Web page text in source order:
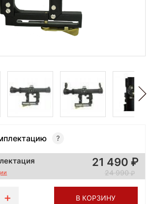
21 490
24 990
В КОРЗИНУ